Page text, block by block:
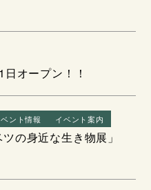
オープン！！
ント情報 イベント案内
の身近な生き物展」